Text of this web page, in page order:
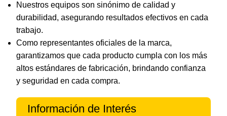
Nuestros equipos son sinónimo de calidad y
durabilidad, asegurando resultados efectivos en cada
trabajo.
Como representantes oficiales de la marca,
garantizamos que cada producto cumpla con los más
altos estándares de fabricación, brindando confianza
y seguridad en cada compra.
Información de Interés